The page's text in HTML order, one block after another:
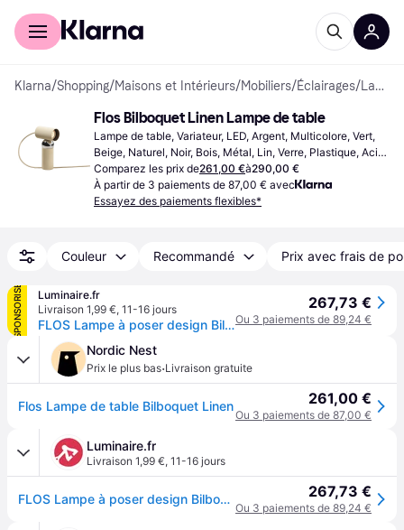
Acheter avec Klarna
Klarna/Shopping/Maisons et Intérieurs/Mobiliers/Éclairages/ Lampes de table
Flos Bilboquet Linen Lampe de table
Lampe de table, Variateur, LED, Argent, Multicolore, Vert,
Beige, Naturel, Noir, Bois, Métal, Lin, Verre, Plastique, Acier
inoxydable, Classe IP: IP20, Douille de Lampe: GU10
Comparez les prix de261,00 €à290,00 €
À partir de 3 paiements de 87,00 € avec
Essayez des paiements flexibles*
Couleur Recommandé Prix avec frais de
SPONSORISÉ
Luminaire.fr
Livraison 1,99 €, 11-16 jours
FLOS Lampe à poser design Bilboquet, beige, Salon / Salle à manger, Matière Plastique, Design, Lampe à poser
267,73 €
Ou 3 paiements de 89,24 €
Nordic Nest
Prix le plus bas·Livraison gratuite
Flos Lampe de table Bilboquet Linen 261,00 €
Ou 3 paiements de 87,00 €
Luminaire.fr
Livraison 1,99 €, 11-16 jours
FLOS Lampe à poser design Bilboquet, beige, Salon / Salle à manger, Matière Plastique, Design, Lampe à poser 267,73 €
Ou 3 paiements de 89,24 €